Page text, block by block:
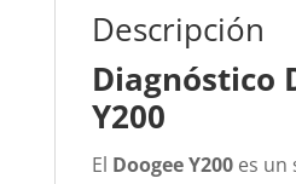
Descripción
Diagnóstico
Y200
El Doogee Y200es un